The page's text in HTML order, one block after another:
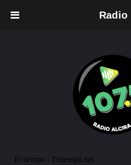
Radio